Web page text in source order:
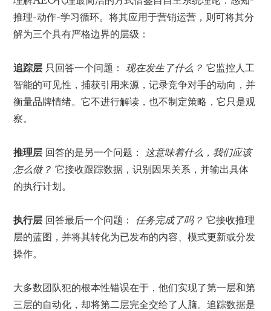
推理-动作-学习循环。将其应用于营销运营，则可将其分
解为三个具有严格边界的层级：
追踪层 只回答一个问题：现在发生了什么？ 它监控人工
智能的可见性，捕获引用来源，记录竞争对手的动向，并
衡量品牌情绪。它不进行解读，也不制定策略，它只是观
察。
推理层 回答的是另一个问题： 这意味着什么，我们应该
怎么做？ 它接收跟踪数据，识别因果关系，并输出具体
的执行计划。
执行层 回答最后一个问题： 任务完成了吗？ 它接收推理
层的蓝图，并将其转化为已发布的内容、模式更新或分发
操作。
大多数团队犯的根本性错误在于，他们实现了第一层和第
三层的自动化，却将第二层完全交给了人脑。追踪数据是